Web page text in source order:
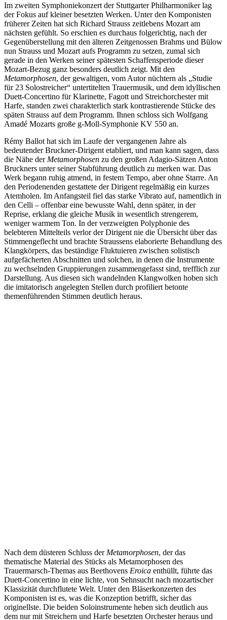
Im zweiten Symphoniekonzert der Stuttgarter Philharmoniker lag
der Fokus auf kleiner besetzten Werken. Unter den Komponisten
früherer Zeiten hat sich Richard Strauss zeitlebens Mozart am
nächsten gefühlt. So erschien es durchaus folgerichtig, nach der
Gegenüberstellung mit den älteren Zeitgenossen Brahms und Bülow
nun Strauss und Mozart aufs Programm zu setzen, zumal sich
gerade in den Werken seiner spätesten Schaffensperiode dieser
Mozart-Bezug ganz besonders deutlich zeigt. Mit den
Metamorphosen, der gewaltigen, vom Autor nüchtern als „Studie
für 23 Solostreicher“ untertitelten Trauermusik, und dem idyllischen
Duett-Concertino für Klarinette, Fagott und Streichorchester mit
Harfe, standen zwei charakterlich stark kontrastierende Stücke des
späten Strauss auf dem Programm. Ihnen schloss sich Wolfgang
Amadé Mozarts große g-Moll-Symphonie KV 550 an.
Rémy Ballot hat sich im Laufe der vergangenen Jahre als
bedeutender Bruckner-Dirigent etabliert, und man kann sagen, dass
die Nähe der Metamorphosen zu den großen Adagio-Sätzen Anton
Bruckners unter seiner Stabführung deutlich zu merken war. Das
Werk begann ruhig atmend, in festem Tempo, aber ohne Starre. An
den Periodenenden gestattete der Dirigent regelmäßig ein kurzes
Atemholen. Im Anfangsteil fiel das starke Vibrato auf, namentlich in
den Celli – offenbar eine bewusste Wahl, denn später, in der
Reprise, erklang die gleiche Musik in wesentlich strengerem,
weniger warmem Ton. In der verzweigten Polyphonie des
belebteren Mittelteils verlor der Dirigent nie die Übersicht über das
Stimmengeflecht und brachte Straussens elaborierte Behandlung des
Klangkörpers, das beständige Fluktuieren zwischen solistisch
aufgefächerten Abschnitten und solchen, in denen die Instrumente
zu wechselnden Gruppierungen zusammengefasst sind, trefflich zur
Darstellung. Aus diesen sich wandelnden Klangwolken hoben sich
die imitatorisch angelegten Stellen durch profiliert betonte
themenführenden Stimmen deutlich heraus.
Nach dem düsteren Schluss der Metamorphosen, der das
thematische Material des Stücks als Metamorphosen des
Trauermarsch-Themas aus Beethovens Eroica enthüllt, führte das
Duett-Concertino in eine lichte, von Sehnsucht nach mozartischer
Klassizität durchflutete Welt. Unter den Bläserkonzerten des
Komponisten ist es, was die Konzeption betrifft, sicher das
originellste. Die beiden Soloinstrumente heben sich deutlich aus
dem nur mit Streichern und Harfe besetzten Orchester heraus und